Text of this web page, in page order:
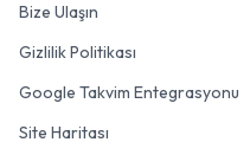
Bize Ulaşın
Gizlilik Politikası
Google Takvim Entegrasyonu
Site Haritası